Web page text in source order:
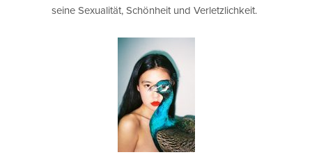
seine Sexualität, Schönheit und Verletzlichkeit.